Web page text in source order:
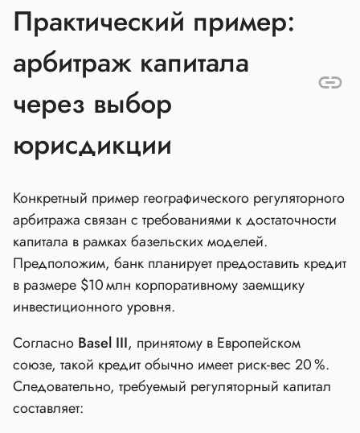
Практический пример:
арбитраж капитала
через выбор
юрисдикции
Конкретный пример географического регуляторного
арбитража связан с требованиями к достаточности
капитала в рамках базельских моделей.
Предположим, банк планирует предоставить кредит
в размере $10 млн корпоративному заемщику
инвестиционного уровня.
Согласно Basel III, принятому в Европейском
союзе, такой кредит обычно имеет риск‑вес 20 %.
Следовательно, требуемый регуляторный капитал
составляет: